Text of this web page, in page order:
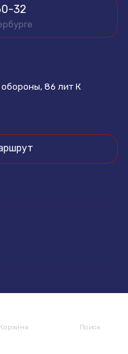
Корзина Поиск
32
обороны, 86 лит К